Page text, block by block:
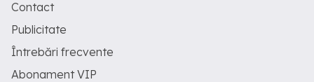
Contact
Publicitate
Întrebări frecvente
Abonament VIP